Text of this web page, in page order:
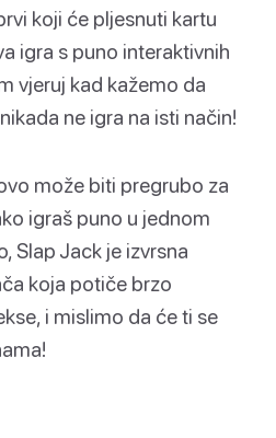
koji će pljesnuti kartu
igra s puno interaktivnih
vjeruj kad kažemo da
ne igra na isti način!
može biti pregrubo za
igraš puno u jednom
Slap Jack je izvrsna
koja potiče brzo
i mislimo da će ti se